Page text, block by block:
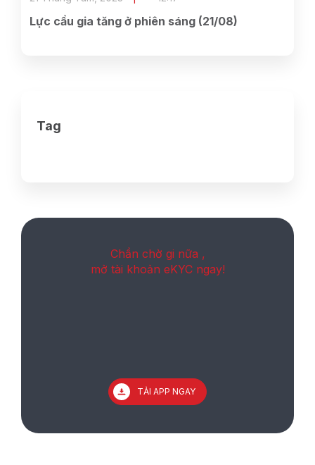
Lực cầu gia tăng ở phiên sáng (21/08)
Tag
Chần chờ gi nữa ,
mở tài khoản eKYC ngay!
TẢI APP NGAY